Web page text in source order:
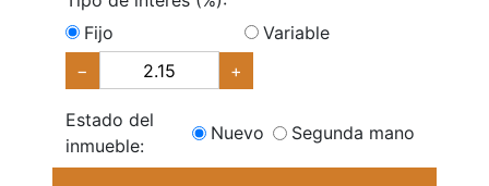
Fijo
Variable
−
+
Estado del
inmueble:
Nuevo Segunda mano